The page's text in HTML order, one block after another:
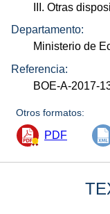
III. Otras
Departamento:
Ministerio de
Referencia:
BOE-A-2017-
Otros formatos:
PDF